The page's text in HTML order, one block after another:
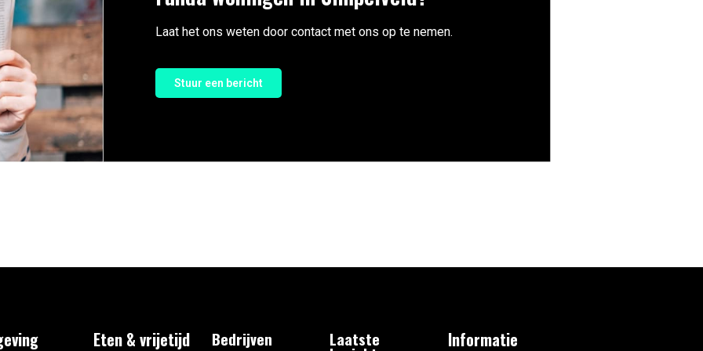
Laat het ons weten door contact met ons op te nemen.
Stuur een bericht
Eten & vrijetijd Bedrijven Laatste Informatie